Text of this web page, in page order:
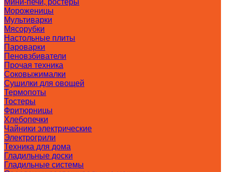
Мини-печи, ростеры
Мороженицы
Мультиварки
Мясорубки
Настольные плиты
Пароварки
Пеновзбиватели
Прочая техника
Соковыжималки
Сушилки для овощей
Термопоты
Тостеры
Фритюрницы
Хлебопечки
Чайники электрические
Электрогрили
Техника для дома
Гладильные доски
Гладильные системы